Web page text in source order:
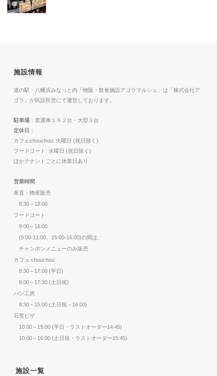
施設情報
道の駅・八幡浜みなっと内「物販・飲食施設アゴラマルシェ」は「株式会社ア
ゴラ」が民設民営にて運営しております。
駐車場 ：普通車１９２台・大型３台
定休日 ：
カフェchouchou: 火曜日 (祝日除く)
フードコート: 水曜日 (祝日除く)
ほかテナントごとに休業日あり
営業時間
産直・物産販売
8:30～18:00
フードコート
9:00～16:00
(9:00-11:00、15:00-16:00)の間は、
チャンポンメニューのみ販売
カフェ chouchou
8:30～17:00 (平日)
8:00～17:30 (土日祝)
パン工房
8:30～15:00 (土日祝～16:00)
石窯ピザ
10:00～15:00 (平日・ラストオーダー14:45)
10:00～16:00 (土日祝・ラストオーダー15:45)
施設一覧